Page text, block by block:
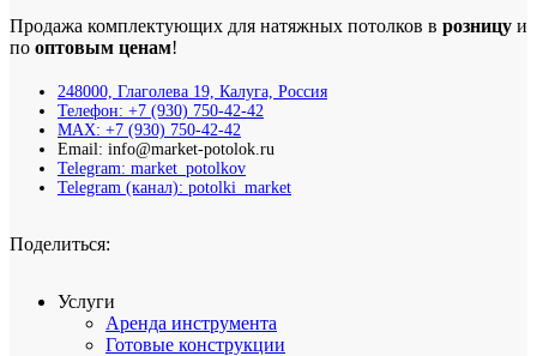
Продажа комплектующих для натяжных потолков в розницу и
по оптовым ценам!
248000, Глаголева 19, Калуга, Россия
Телефон: +7 (930) 750-42-42
MAX: +7 (930) 750-42-42
Email: info@market-potolok.ru
Telegram: market_potolkov
Telegram (канал): potolki_market
Поделиться:
Услуги
Аренда инструмента
Готовые конструкции